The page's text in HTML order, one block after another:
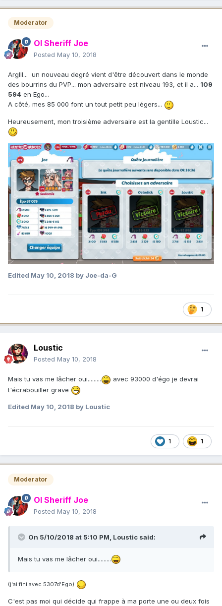
Moderator
Ol Sheriff Joe
Posted May 10, 2018
Arglll... un nouveau degré vient d'être découvert dans le monde
des bourrins du PVP... mon adversaire est niveau 193, et il a... 109
594 en Ego...
A côté, mes 85 000 font un tout petit peu légers...
Heureusement, mon troisième adversaire est la gentille Loustic...
Edited May 10, 2018 by Joe-da-G
1
Loustic
Posted May 10, 2018
Mais tu vas me lâcher oui.........
avec 93000 d'égo je devrai
t'écrabouiller grave
Edited May 10, 2018 by Loustic
1 1
Moderator
Ol Sheriff Joe
Posted May 10, 2018
On 5/10/2018 at 5:10 PM, Loustic said:
Mais tu vas me lâcher oui.........
(j'ai fini avec 5307d'Ego)
C'est pas moi qui décide qui frappe à ma porte une ou deux fois